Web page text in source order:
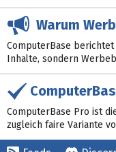
Warum
ComputerBase
Inhalte, sondern
ComputerBase Pro ist
zugleich faire Variante